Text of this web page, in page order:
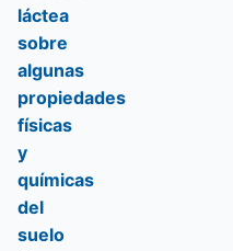
láctea
sobre
algunas
propiedades
físicas
y
químicas
del
suelo